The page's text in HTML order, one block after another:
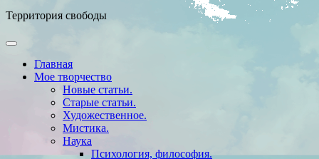
Территория свободы
Главная
Мое творчество
Новые статьи.
Старые статьи.
Художественное.
Мистика.
Наука
Психология, философия.